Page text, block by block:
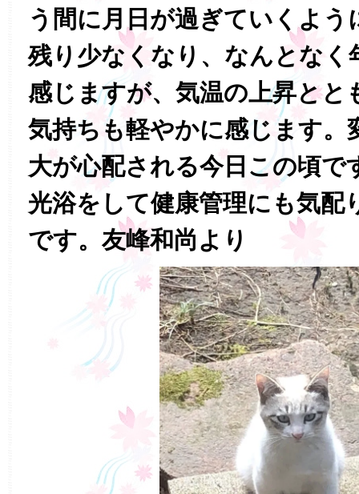
う間に月日が過ぎていくよう
残り少なくなり、なんとなく
感じますが、気温の上昇とと
気持ちも軽やかに感じます。
大が心配される今日この頃で
光浴をして健康管理にも気配
です。友峰和尚より